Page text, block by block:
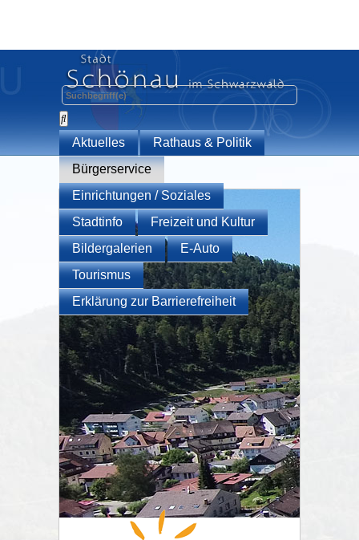
Aktuelles
Rathaus & Politik
Bürgerservice
Einrichtungen / Soziales
Stadtinfo
Freizeit und Kultur
Bildergalerien
E-Auto
Tourismus
Erklärung zur Barrierefreiheit